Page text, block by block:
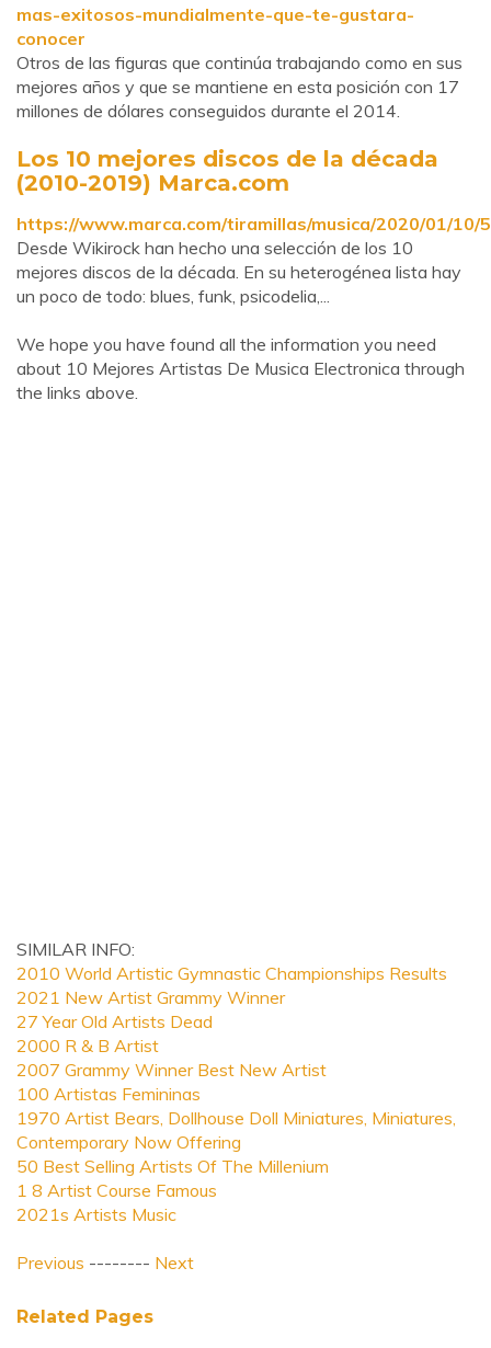
mas-exitosos-mundialmente-que-te-gustara-
conocer
Otros de las figuras que continúa trabajando como en sus
mejores años y que se mantiene en esta posición con 17
millones de dólares conseguidos durante el 2014.
Los 10 mejores discos de la década
(2010-2019) Marca.com
https://www.marca.com/tiramillas/musica/2020/01/
Desde Wikirock han hecho una selección de los 10
mejores discos de la década. En su heterogénea lista hay
un poco de todo: blues, funk, psicodelia,...
We hope you have found all the information you need
about 10 Mejores Artistas De Musica Electronica through
the links above.
SIMILAR INFO:
2010 World Artistic Gymnastic Championships Results
2021 New Artist Grammy Winner
27 Year Old Artists Dead
2000 R & B Artist
2007 Grammy Winner Best New Artist
100 Artistas Femininas
1970 Artist Bears, Dollhouse Doll Miniatures, Miniatures,
Contemporary Now Offering
50 Best Selling Artists Of The Millenium
1 8 Artist Course Famous
2021s Artists Music
Previous -------- Next
Related Pages